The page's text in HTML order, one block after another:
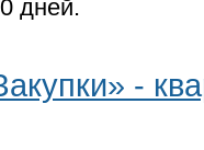
дней.
-